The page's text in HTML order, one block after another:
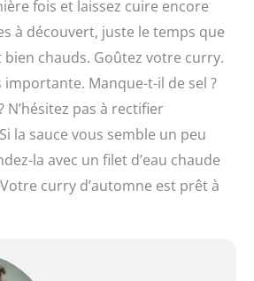
fois et laissez cuire encore
à découvert, juste le temps que
chauds. Goûtez votre curry.
importante. Manque-t-il de sel ?
N’hésitez pas à rectifier
la sauce vous semble un peu
la avec un filet d’eau chaude
curry d’automne est prêt à